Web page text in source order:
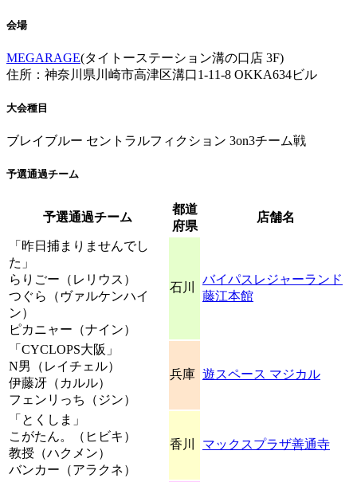
会場
MEGARAGE(タイトーステーション溝の口店 3F)
住所：神奈川県川崎市高津区溝口1-11-8 OKKA634ビル
大会種目
ブレイブルー セントラルフィクション 3on3チーム戦
予選通過チーム
予選通過チーム
都道
府県
店舗名
「昨日捕まりませんでし
た」
らりごー（レリウス）
つぐら（ヴァルケンハイ
ン）
ピカニャー（ナイン）
石川
バイパスレジャーランド
藤江本館
「CYCLOPS大阪」
N男（レイチェル）
伊藤冴（カルル）
フェンリっち（ジン）
兵庫 遊スペース マジカル
「とくしま」
こがたん。（ヒビキ）
教授（ハクメン）
バンカー（アラクネ）
香川 マックスプラザ善通寺